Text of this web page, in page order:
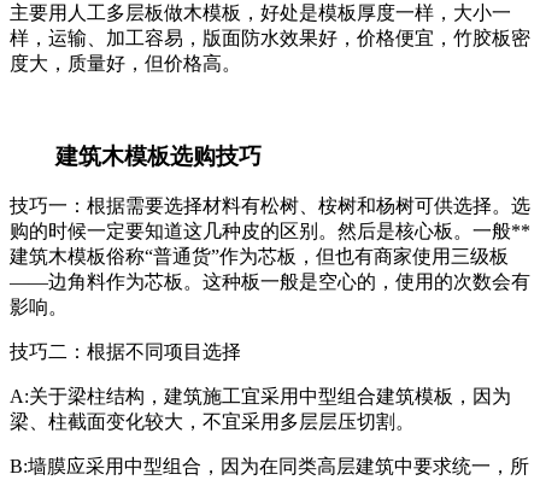
主要用人工多层板做木模板，好处是模板厚度一样，大小一
样，运输、加工容易，版面防水效果好，价格便宜，竹胶板密
度大，质量好，但价格高。
建筑木模板选购技巧
技巧一：根据需要选择材料有松树、桉树和杨树可供选择。选
购的时候一定要知道这几种皮的区别。然后是核心板。一般**
建筑木模板俗称“普通货”作为芯板，但也有商家使用三级板
——边角料作为芯板。这种板一般是空心的，使用的次数会有
影响。
技巧二：根据不同项目选择
A:关于梁柱结构，建筑施工宜采用中型组合建筑模板，因为
梁、柱截面变化较大，不宜采用多层层压切割。
B:墙膜应采用中型组合，因为在同类高层建筑中要求统一，所